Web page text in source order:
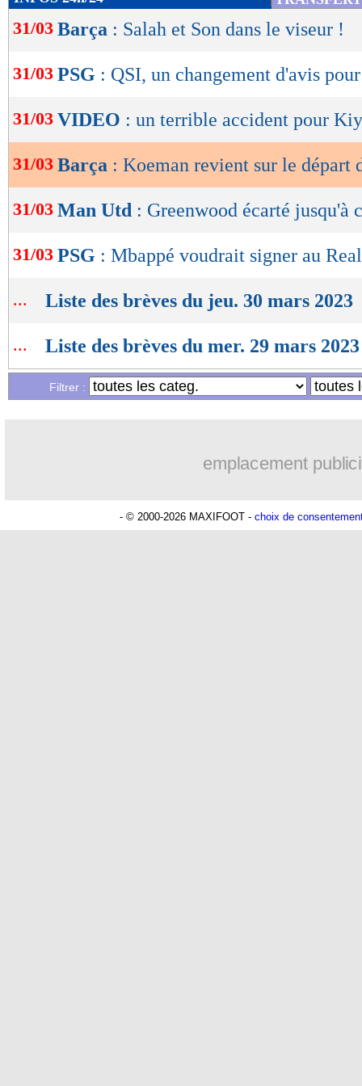
de
lecture
OK
31/03 Barça : Salah et Son dans le viseur !
31/03 PSG : QSI, un changement d'avis
31/03 VIDEO : un terrible accident pour
31/03 Barça : Koeman revient sur le départ
31/03 Man Utd : Greenwood écarté jusqu'à
31/03 PSG : Mbappé voudrait signer au Real
... Liste des brèves du jeu. 30 mars 2023
... Liste des brèves du mer. 29 mars 2023
Filtrer :
emplacement
- © 2000-2026 MAXIFOOT - choix de